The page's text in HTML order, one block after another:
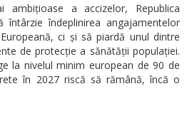
a accizelor, Republica
îndeplinirea angajamentelor
ci și să piardă unul dintre
de protecție a sănătății populației.
la nivelul minim european de 90 de
în 2027 riscă să rămână, încă o